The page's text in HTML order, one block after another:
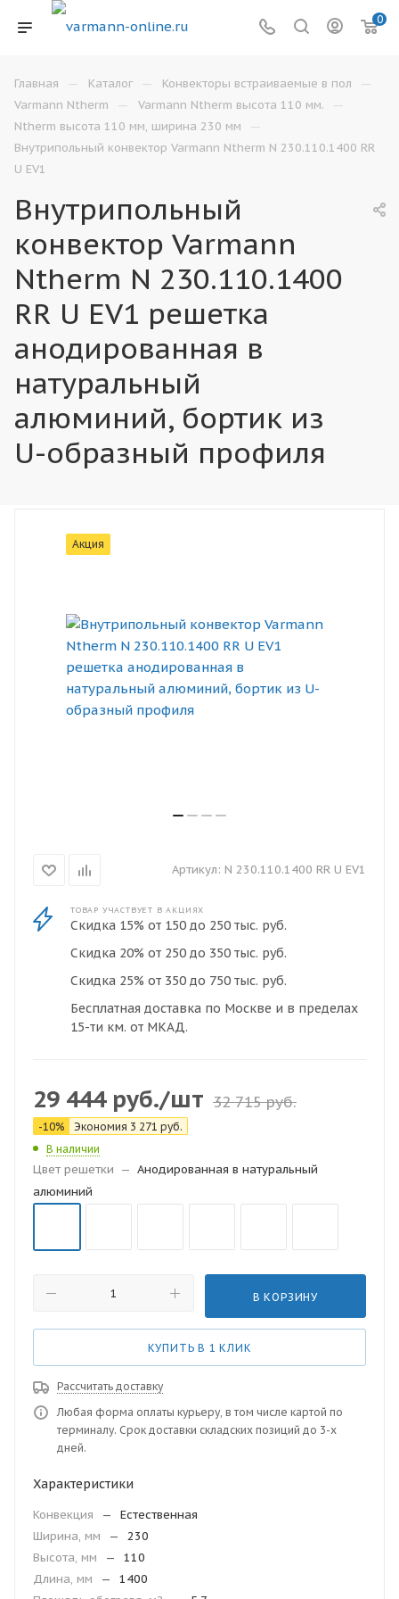
0
Главная — Каталог — Конвекторы встраиваемые в пол —
Varmann Ntherm — Varmann Ntherm высота 110 мм. —
Ntherm высота 110 мм, ширина 230 мм —
Внутрипольный конвектор Varmann Ntherm N 230.110.1400 RR
U EV1
Внутрипольный
конвектор Varmann
Ntherm N 230.110.1400
RR U EV1 решетка
анодированная в
натуральный
алюминий, бортик из
U-образный профиля
Акция
Артикул: N 230.110.1400 RR U EV1
ТОВАР УЧАСТВУЕТ В АКЦИЯХ
Скидка 15% от 150 до 250 тыс. руб.
Скидка 20% от 250 до 350 тыс. руб.
Скидка 25% от 350 до 750 тыс. руб.
Бесплатная доставка по Москве и в пределах
15-ти км. от МКАД.
29 444руб./шт 32 715руб.
-10% Экономия 3 271 руб.
В наличии
Цвет решетки — Анодированная в натуральный
алюминий
В КОРЗИНУ
КУПИТЬ В 1 КЛИК
Рассчитать доставку
Любая форма оплаты курьеру, в том числе картой по
терминалу. Срок доставки складских позиций до 3-х
дней.
Характеристики
Конвекция —
Естественная
Ширина, мм
—
230
Высота, мм
—
110
Длина, мм
—
1400